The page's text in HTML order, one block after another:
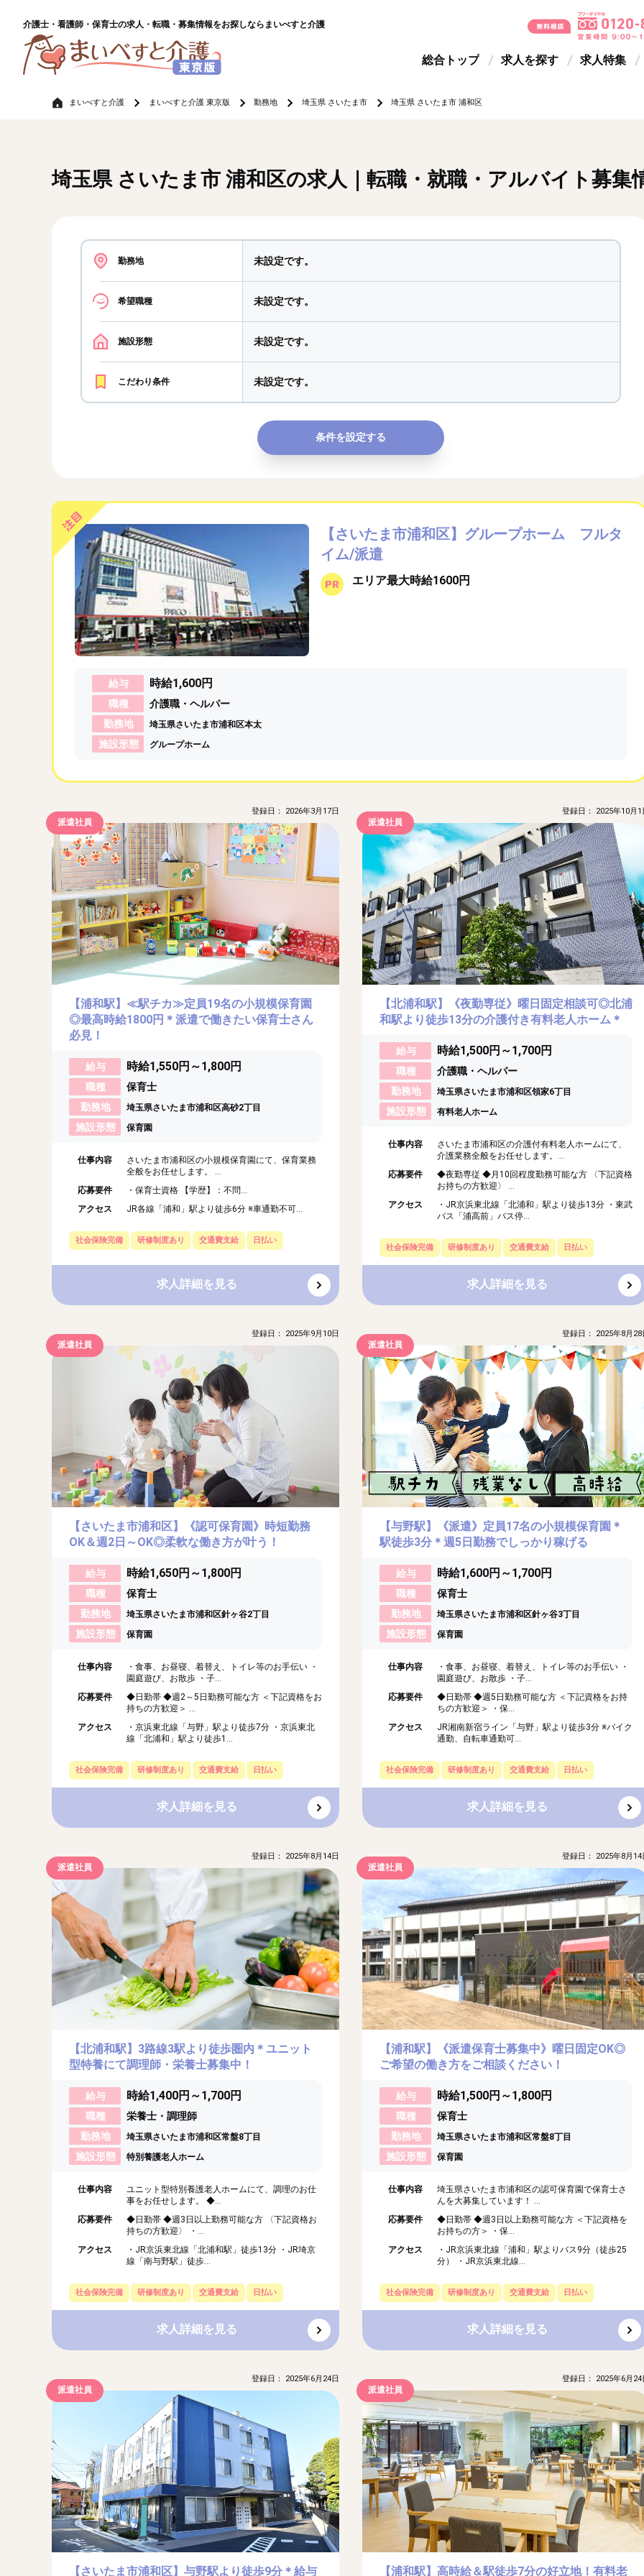
介護士・看護師・保育士の求人・転職・募集情報をお探しならまいべすと介護
総合トップ 求人を探す 求人特集
まいべすと介護 まいべすと介護 東京版 勤務地 埼玉県 さいたま市 埼玉県 さいたま市 浦和区
埼玉県 さいたま市 浦和区の求人｜転職・就職・アルバイト募集
勤務地 未設定です。
希望職種 未設定です。
施設形態 未設定です。
こだわり条件 未設定です。
条件を設定する
【さいたま市浦和区】グループホーム フルタ
イム/派遣
エリア最大時給1600円
給与 時給1,600円
職種
介護職・ヘルパー
勤務地
埼玉県さいたま市浦和区本太
施設形態 グループホーム
派遣社員
登録日： 2026年3月17日
【浦和駅】≪駅チカ≫定員19名の小規模保育園
◎最高時給1800円＊派遣で働きたい保育士さん
必見！
給与 時給1,550円～1,800円
職種
保育士
勤務地
埼玉県さいたま市浦和区高砂2丁目
施設形態 保育園
仕事内容
さいたま市浦和区の小規模保育園にて、保育業務
応募要件
・保育士資格 【学歴】：不問...
アクセス
JR各線「浦和」駅より徒歩6分 ※車通勤不可...
社会保険完備 研修制度あり 交通費支給 日払い
求人詳細を見る
派遣社員
登録日： 2025年10月1
【北浦和駅】《夜勤専従》曜日固定相談可◎北浦
和駅より徒歩13分の介護付き有料老人ホーム＊
給与 時給1,500円～1,700円
職種
介護職・ヘルパー
勤務地
埼玉県さいたま市浦和区領家6丁目
施設形態 有料老人ホーム
仕事内容
さいたま市浦和区の介護付有料老人ホームにて、
介護業務全般をお任せします。...
応募要件
◆夜勤専従 ◆月10回程度勤務可能な方 〈下記資格
お持ちの方歓迎〉 ...
アクセス
・JR京浜東北線「北浦和」駅より徒歩13分 ・東武
バス「浦高前」バス停...
社会保険完備 研修制度あり 交通費支給 日払い
求人詳細を見る
派遣社員
登録日： 2025年9月10日
【さいたま市浦和区】《認可保育園》時短勤務
OK＆週2日～OK◎柔軟な働き方が叶う！
給与 時給1,650円～1,800円
職種
保育士
勤務地
埼玉県さいたま市浦和区針ヶ谷2丁目
施設形態 保育園
仕事内容
・食事、お昼寝、着替え、トイレ等のお手伝い ・
園庭遊び、お散歩 ・子...
応募要件
◆日勤帯 ◆週2～5日勤務可能な方 ＜下記資格をお
持ちの方歓迎＞ ...
アクセス
・京浜東北線「与野」駅より徒歩7分 ・京浜東北
線「北浦和」駅より徒歩1...
社会保険完備 研修制度あり 交通費支給 日払い
求人詳細を見る
派遣社員
登録日： 2025年8月28
【与野駅】《派遣》定員17名の小規模保育園＊
駅徒歩3分＊週5日勤務でしっかり稼げる
給与 時給1,600円～1,700円
職種
保育士
勤務地
埼玉県さいたま市浦和区針ヶ谷3丁目
施設形態 保育園
仕事内容
・食事、お昼寝、着替え、トイレ等のお手伝い ・
園庭遊び、お散歩 ・子...
応募要件
◆日勤帯 ◆週5日勤務可能な方 ＜下記資格をお持
ちの方歓迎＞ ・保...
アクセス
JR湘南新宿ライン「与野」駅より徒歩3分 ※バイク
通勤、自転車通勤可...
社会保険完備 研修制度あり 交通費支給 日払い
求人詳細を見る
派遣社員
登録日： 2025年8月14日
【北浦和駅】3路線3駅より徒歩圏内＊ユニット
型特養にて調理師・栄養士募集中！
給与 時給1,400円～1,700円
職種
栄養士・調理師
勤務地
埼玉県さいたま市浦和区常盤8丁目
施設形態 特別養護老人ホーム
仕事内容
ユニット型特別養護老人ホームにて、調理のお仕
事をお任せします。 ◆...
応募要件
◆日勤帯 ◆週3日以上勤務可能な方 〈下記資格お
持ちの方歓迎〉 ・...
アクセス
・JR京浜東北線「北浦和駅」徒歩13分 ・JR埼京
線「南与野駅」徒歩...
社会保険完備 研修制度あり 交通費支給 日払い
求人詳細を見る
派遣社員
登録日： 2025年8月14
【浦和駅】《派遣保育士募集中》曜日固定OK◎
ご希望の働き方をご相談ください！
給与 時給1,500円～1,800円
職種
保育士
勤務地
埼玉県さいたま市浦和区常盤8丁目
施設形態 保育園
仕事内容
埼玉県さいたま市浦和区の認可保育園で保育士さ
応募要件
◆日勤帯 ◆週3日以上勤務可能な方 ＜下記資格を
お持ちの方＞ ・保...
アクセス
・JR京浜東北線「浦和」駅よりバス9分（徒歩25
分） ・JR京浜東北線...
社会保険完備 研修制度あり 交通費支給 日払い
求人詳細を見る
派遣社員
登録日： 2025年6月24日
【さいたま市浦和区】与野駅より徒歩9分＊給与
派遣社員
登録日： 2025年6月24
【浦和駅】高時給＆駅徒歩7分の好立地！有料老